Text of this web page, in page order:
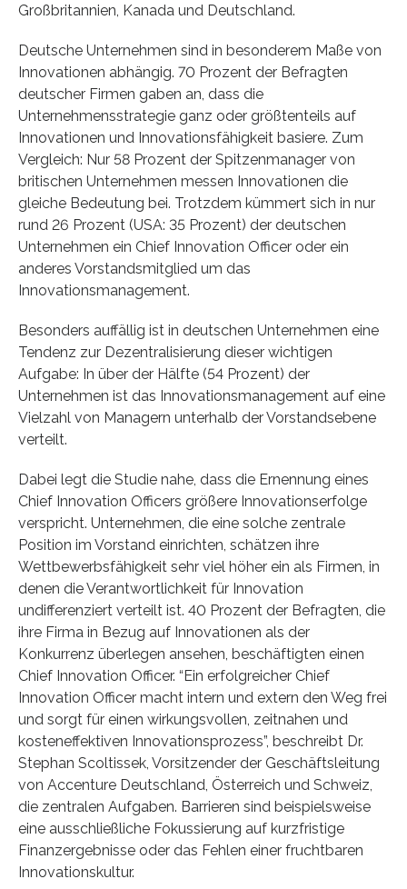
Großbritannien, Kanada und Deutschland.
Deutsche Unternehmen sind in besonderem Maße von
Innovationen abhängig. 70 Prozent der Befragten
deutscher Firmen gaben an, dass die
Unternehmensstrategie ganz oder größtenteils auf
Innovationen und Innovationsfähigkeit basiere. Zum
Vergleich: Nur 58 Prozent der Spitzenmanager von
britischen Unternehmen messen Innovationen die
gleiche Bedeutung bei. Trotzdem kümmert sich in nur
rund 26 Prozent (USA: 35 Prozent) der deutschen
Unternehmen ein Chief Innovation Officer oder ein
anderes Vorstandsmitglied um das
Innovationsmanagement.
Besonders auffällig ist in deutschen Unternehmen eine
Tendenz zur Dezentralisierung dieser wichtigen
Aufgabe: In über der Hälfte (54 Prozent) der
Unternehmen ist das Innovationsmanagement auf eine
Vielzahl von Managern unterhalb der Vorstandsebene
verteilt.
Dabei legt die Studie nahe, dass die Ernennung eines
Chief Innovation Officers größere Innovationserfolge
verspricht. Unternehmen, die eine solche zentrale
Position im Vorstand einrichten, schätzen ihre
Wettbewerbsfähigkeit sehr viel höher ein als Firmen, in
denen die Verantwortlichkeit für Innovation
undifferenziert verteilt ist. 40 Prozent der Befragten, die
ihre Firma in Bezug auf Innovationen als der
Konkurrenz überlegen ansehen, beschäftigten einen
Chief Innovation Officer. “Ein erfolgreicher Chief
Innovation Officer macht intern und extern den Weg frei
und sorgt für einen wirkungsvollen, zeitnahen und
kosteneffektiven Innovationsprozess”, beschreibt Dr.
Stephan Scoltissek, Vorsitzender der Geschäftsleitung
von Accenture Deutschland, Österreich und Schweiz,
die zentralen Aufgaben. Barrieren sind beispielsweise
eine ausschließliche Fokussierung auf kurzfristige
Finanzergebnisse oder das Fehlen einer fruchtbaren
Innovationskultur.